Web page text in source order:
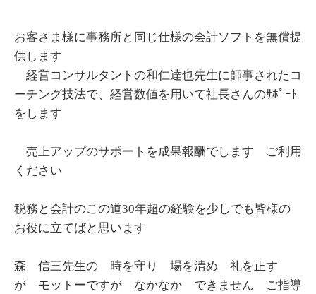
お客さま様に事務所と同じ仕様の会計ソフトを無償提
供します
経営コンサルタントの和仁達也先生に師事されたコ
ーチング技法で、経営数値を用いて社長さんのｻﾎﾟｰﾄ
をします
売上アップのサポートを成果報酬でします ご利用
ください
税務と会計のこの道30年超の経験を少しでも皆様の
お役に立てばと思います
森 信三先生の 時を守り 場を清め 礼を正す
が モットーですが なかなか できません ご指導